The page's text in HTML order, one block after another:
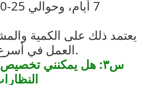
يعتمد ذلك على الكمية
العمل في أسرع وقت ممكن.
س٣: هل يمكنني